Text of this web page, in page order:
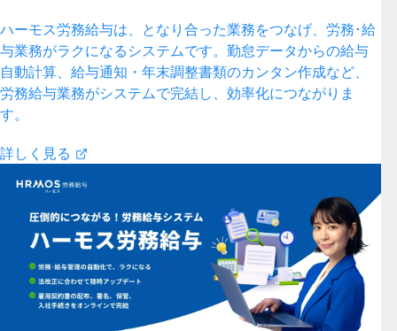
ハーモス労務給与は、となり合った業務をつなげ、労務･給
与業務がラクになるシステムです。勤怠データからの給与
自動計算、給与通知・年末調整書類のカンタン作成など、
労務給与業務がシステムで完結し、効率化につながりま
す。
詳しく見る